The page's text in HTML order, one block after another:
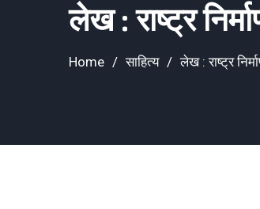
लेख : राष्ट्र
Home साहित्य लेख : राष्ट्र